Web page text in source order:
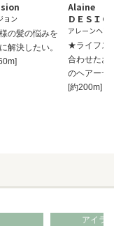
ョン
の髪の悩みを
解決したい。
Alaine
ＤＥＳＩＧ
アレーンヘア
★ライフス
合わせたお
のヘアー
[約200m]
アイラ